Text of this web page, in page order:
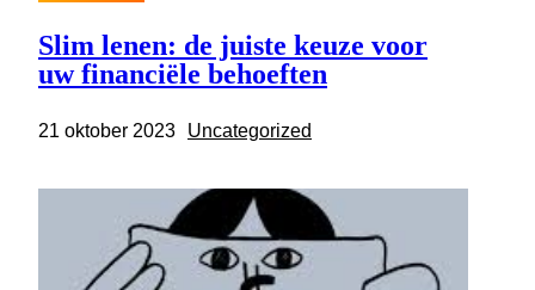
Slim lenen: de juiste keuze voor
uw financiële behoeften
21 oktober 2023 Uncategorized